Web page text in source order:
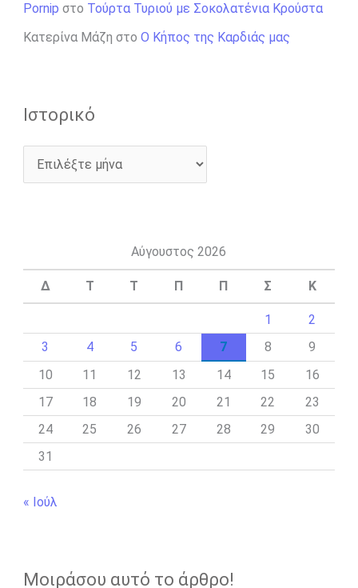
Pornip στο Τούρτα Τυριού με Σοκολατένια Κρούστα
Κατερίνα Μάζη στο Ο Κήπος της Καρδιάς μας
Ιστορικό
Αύγουστος 2026
Δ Τ Τ Π Π Σ Κ
1
2
3
4 5 6 7 8
9
10
11 12 13 14 15
16
17
18 19 20 21 22
23
24
25 26 27 28 29
30
31
« Ιούλ
Μοιράσου αυτό το άρθρο!